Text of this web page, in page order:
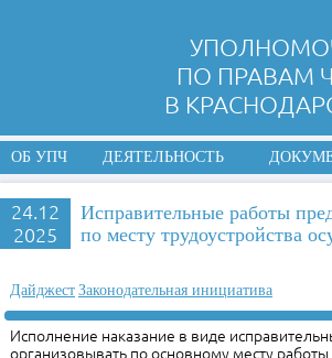
ПО ПРАВАМ
В
ОБ УПЧ ДЕЯТЕЛЬНОСТЬ
24.12
2025
Исправительные работы
по месту трудоустройства
Дайджест Законодательная инициатива
Исполнение наказание в виде
организовывать по основному месту